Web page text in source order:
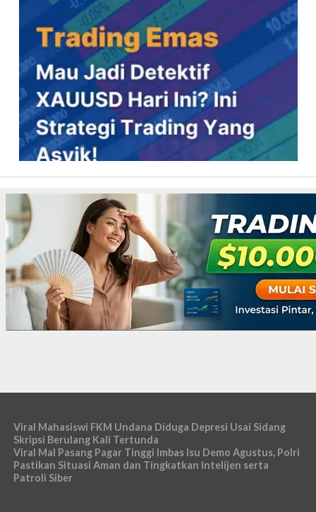
Viral Mahasiswi FKM Undana Diduga Depresi Usai Sidang
Skripsi Berulang Kali Tertunda
Viral Mal Pasang Pagar Tinggi Imbas Isu Demo Agustus, Polri
Pastikan Situasi Aman dan Tingkatkan Intelijen serta
Patroli Siber